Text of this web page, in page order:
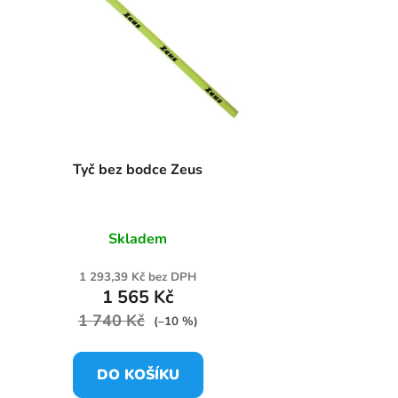
Tyč bez bodce Zeus
Skladem
1 293,39 Kč bez DPH
1 565 Kč
1 740 Kč (–10 %)
DO KOŠÍKU